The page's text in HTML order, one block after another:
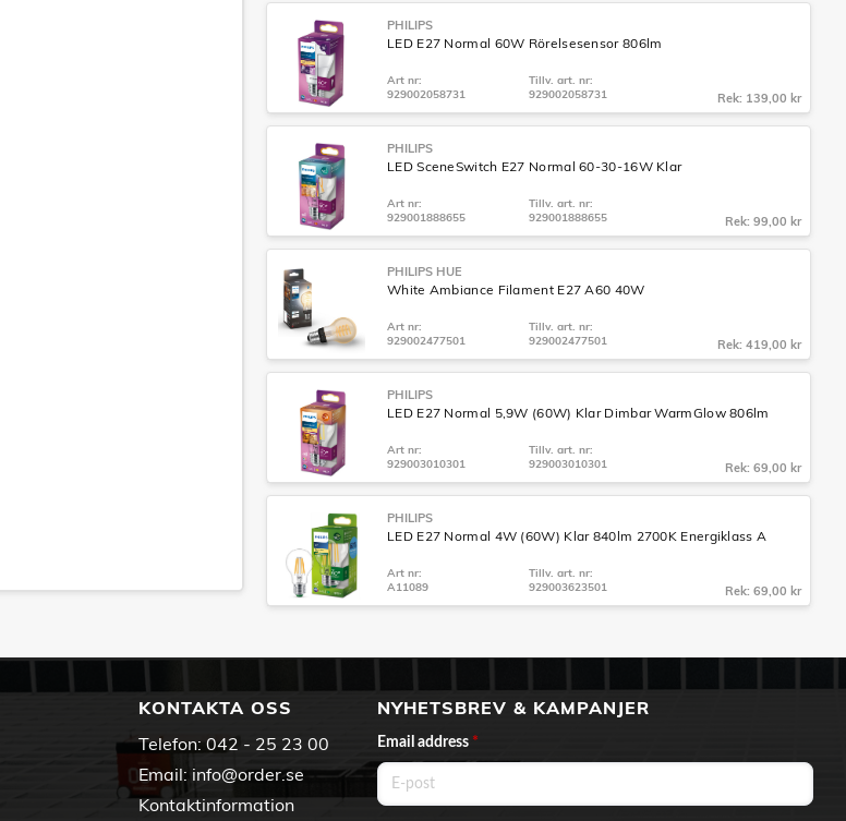
PHILIPS
LED E27 Normal 60W Rörelsesensor 806lm
Art nr:
929002058731
Tillv. art. nr:
929002058731
Rek: 139,00 kr
PHILIPS
LED SceneSwitch E27 Normal 60-30-16W Klar
Art nr:
929001888655
Tillv. art. nr:
929001888655
Rek: 99,00 kr
PHILIPS HUE
White Ambiance Filament E27 A60 40W
Art nr:
929002477501
Tillv. art. nr:
929002477501
Rek: 419,00 kr
PHILIPS
LED E27 Normal 5,9W (60W) Klar Dimbar WarmGlow 806lm
Art nr:
929003010301
Tillv. art. nr:
929003010301
Rek: 69,00 kr
PHILIPS
LED E27 Normal 4W (60W) Klar 840lm 2700K Energiklass A
Art nr:
A11089
Tillv. art. nr:
929003623501
Rek: 69,00 kr
KONTAKTA OSS
Telefon: 042 - 25 23 00
Email: info@order.se
Kontaktinformation
NYHETSBREV & KAMPANJER
Email address *